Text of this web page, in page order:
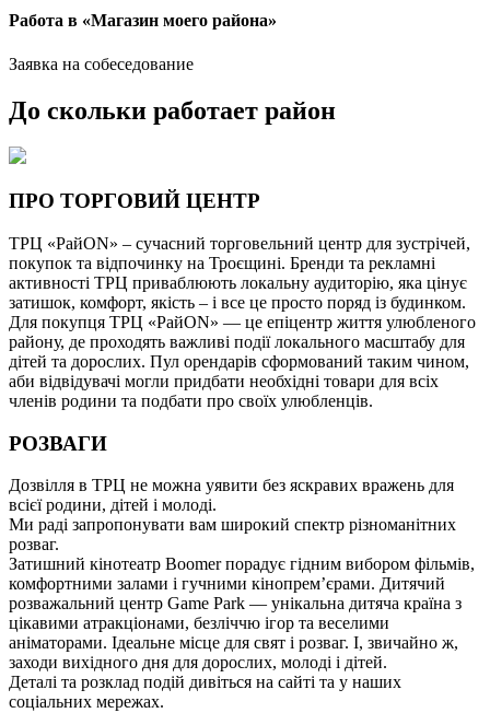
Работа в «Магазин моего района»
Заявка на собеседование
До скольки работает район
ПРО ТОРГОВИЙ ЦЕНТР
ТРЦ «РайON» – сучасний торговельний центр для зустрічей,
покупок та відпочинку на Троєщині. Бренди та рекламні
активності ТРЦ приваблюють локальну аудиторію, яка цінує
затишок, комфорт, якість – і все це просто поряд із будинком.
Для покупця ТРЦ «РайON» — це епіцентр життя улюбленого
району, де проходять важливі події локального масштабу для
дітей та дорослих. Пул орендарів сформований таким чином,
аби відвідувачі могли придбати необхідні товари для всіх
членів родини та подбати про своїх улюбленців.
РОЗВАГИ
Дозвілля в ТРЦ не можна уявити без яскравих вражень для
всієї родини, дітей і молоді.
Ми раді запропонувати вам широкий спектр різноманітних
розваг.
Затишний кінотеатр Boomer порадує гідним вибором фільмів,
комфортними залами і гучними кінопрем’єрами. Дитячий
розважальний центр Game Park — унікальна дитяча країна з
цікавими атракціонами, безліччю ігор та веселими
аніматорами. Ідеальне місце для свят і розваг. І, звичайно ж,
заходи вихідного дня для дорослих, молоді і дітей.
Деталі та розклад подій дивіться на сайті та у наших
соціальних мережах.